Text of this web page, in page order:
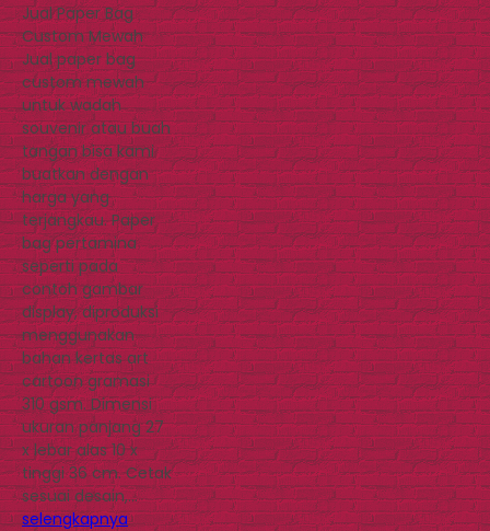
Jual Paper Bag
Custom Mewah
Jual paper bag
custom mewah
untuk wadah
souvenir atau buah
tangan bisa kami
buatkan dengan
harga yang
terjangkau. Paper
bag pertamina
seperti pada
contoh gambar
display, diproduksi
menggunakan
bahan kertas art
cartoon gramasi
310 gsm. Dimensi
ukuran panjang 27
x lebar alas 10 x
tinggi 36 cm. Cetak
sesuai desain,…
selengkapnya